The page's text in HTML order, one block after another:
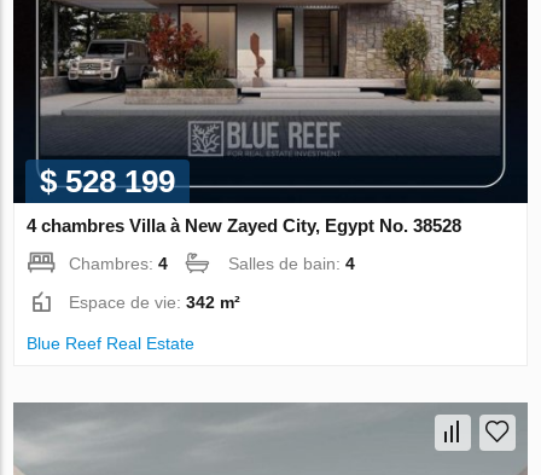
$ 528 199
4 chambres Villa à New Zayed City, Egypt No. 38528
Chambres:4 Salles de bain:4
Espace de vie:342 m²
Blue Reef Real Estate